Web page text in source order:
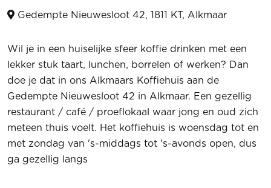
Gedempte Nieuwesloot 42, 1811 KT, Alkmaar
Wil je in een huiselijke sfeer koffie drinken met een
lekker stuk taart, lunchen, borrelen of werken? Dan
doe je dat in ons Alkmaars Koffiehuis aan de
Gedempte Nieuwesloot 42 in Alkmaar. Een gezellig
restaurant / café / proeflokaal waar jong en oud zich
meteen thuis voelt. Het koffiehuis is woensdag tot en
met zondag van 's-middags tot 's-avonds open, dus
ga gezellig langs